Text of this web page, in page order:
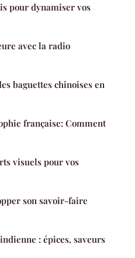
pour dynamiser vos
avec la radio
baguettes chinoises en
française: Comment
visuels pour vos
son savoir-faire
: épices, saveurs